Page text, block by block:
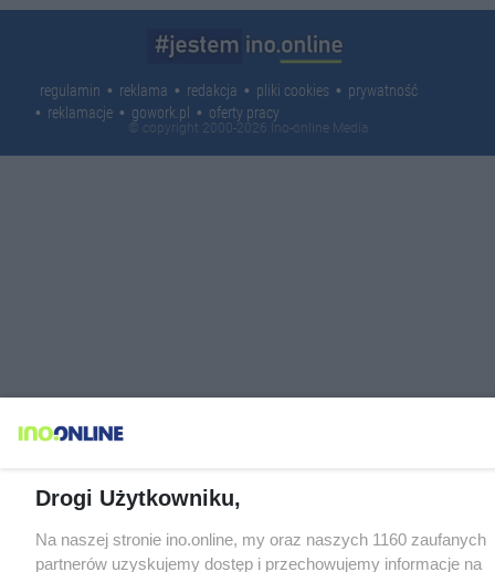
regulamin reklama redakcja pliki cookies
prywatność
reklamacje
gowork.pl oferty pracy
© copyright 2000-2026 Ino-online Media
Drogi Użytkowniku,
Na naszej stronie ino.online, my oraz naszych 1160 zaufanych
partnerów uzyskujemy dostęp i przechowujemy informacje na